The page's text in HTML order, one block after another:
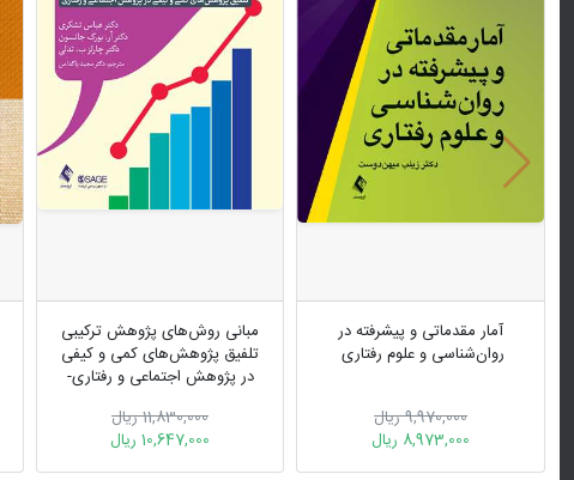
آمار مقدماتی و پیشرفته در
‏روان‌شناسی و علوم رفتاری ‏
9,970,000 ریال
8,973,000 ریال
مبانی روش‌های پژوهش ترکیبی
تلفیق پژوهش‌های کمی و کیفی
در پژوهش اجتماعی و رفتاری-
11,830,000 ریال
10,647,000 ریال